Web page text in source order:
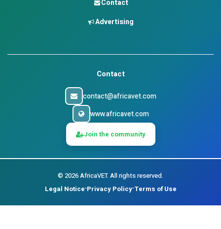
Contact
Advertising
Contact
contact@africavet.com
www.africavet.com
Join the community
© 2026AfricaVET. All rights reserved.
Legal Notice•Privacy Policy•Terms of Use